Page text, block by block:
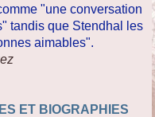
"une conversation
tandis que Stendhal les
aimables".
ET BIOGRAPHIES